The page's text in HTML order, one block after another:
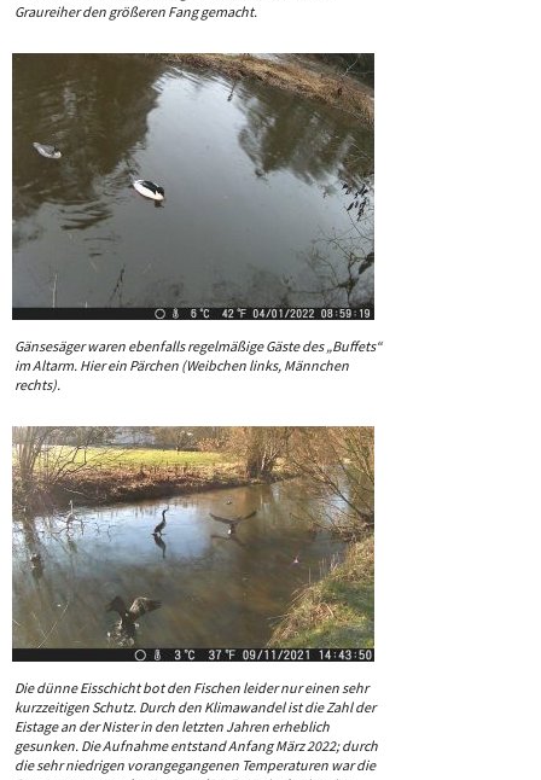
Graureiher den größeren Fang gemacht.
Gänsesäger waren ebenfalls regelmäßige Gäste des „Buffets“
im Altarm. Hier ein Pärchen (Weibchen links, Männchen
rechts).
Die dünne Eisschicht bot den Fischen leider nur einen sehr
kurzzeitigen Schutz. Durch den Klimawandel ist die Zahl der
Eistage an der Nister in den letzten Jahren erheblich
gesunken. Die Aufnahme entstand Anfang März 2022; durch
die sehr niedrigen vorangegangenen Temperaturen war die